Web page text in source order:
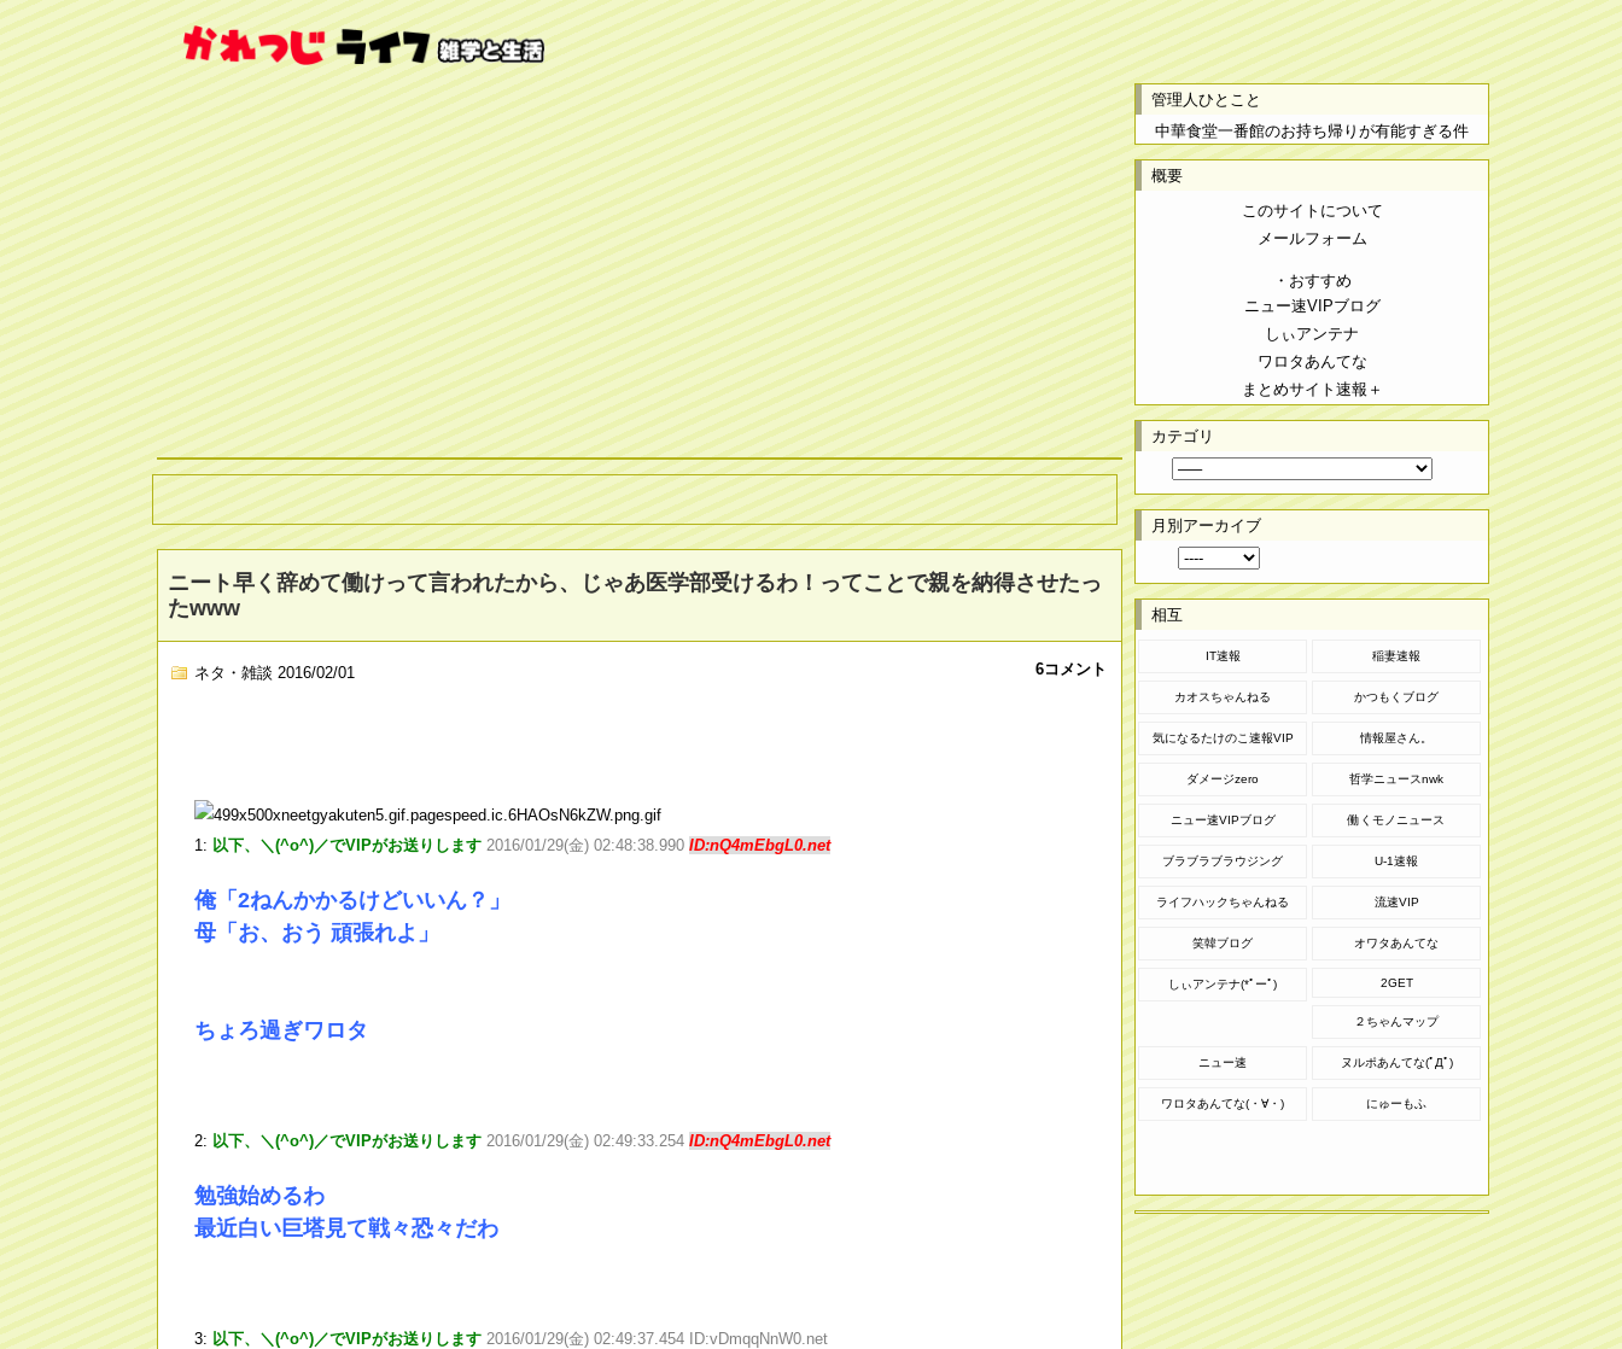
ニート早く辞めて働けって言われたから、じゃあ医学部受けるわ！ってことで親を納得させたっ
たwww
ネタ・雑談 2016/02/01 6コメント
1: 以下、＼(^o^)／でVIPがお送りします 2016/01/29(金) 02:48:38.990 ID:nQ4mEbgL0.net
俺「2ねんかかるけどいいん？」
母「お、おう 頑張れよ」
ちょろ過ぎワロタ
2: 以下、＼(^o^)／でVIPがお送りします 2016/01/29(金) 02:49:33.254 ID:nQ4mEbgL0.net
勉強始めるわ
最近白い巨塔見て戦々恐々だわ
3: 以下、＼(^o^)／でVIPがお送りします 2016/01/29(金) 02:49:37.454 ID:vDmqqNnW0.net
管理人ひとこと
中華食堂一番館のお持ち帰りが有能すぎる件
概要
このサイトについて
メールフォーム
・おすすめ
ニュー速VIPブログ
しぃアンテナ
ワロタあんてな
まとめサイト速報＋
カテゴリ
月別アーカイブ
相互
IT速報 稲妻速報
カオスちゃんねる かつもくブログ
気になるたけのこ速報VIP 情報屋さん。
ダメージzero 哲学ニュースnwk
ニュー速VIPブログ 働くモノニュース
ブラブラブラウジング U-1速報
ライフハックちゃんねる 流速VIP
笑韓ブログ オワタあんてな
しぃアンテナ(*ﾟーﾟ) 2GET
２ちゃんマップ
ニュー速 ヌルポあんてな(ﾟДﾟ)
ワロタあんてな(・∀・) にゅーもふ